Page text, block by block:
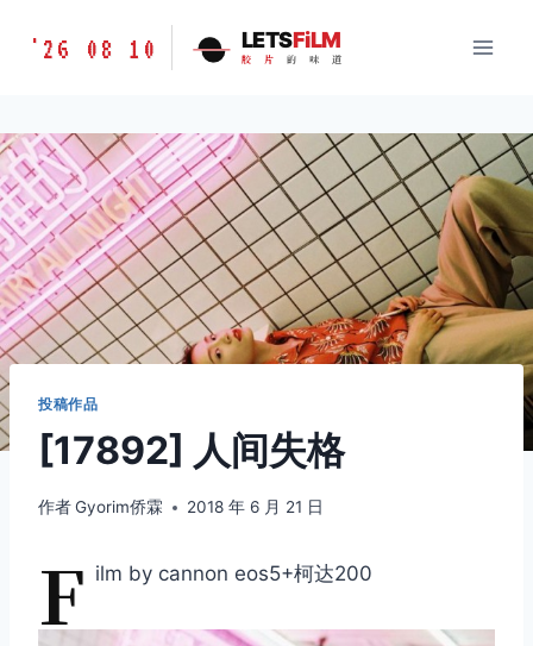
胶
味
道
LETSFILM
'26 08 10 LETSFiLM
胶 片 的 味 道
投稿作品
[17892] 人间失格
作者Gyorim侨霖 2018 年 6 月 21 日
F ilm by cannon eos5+柯达200